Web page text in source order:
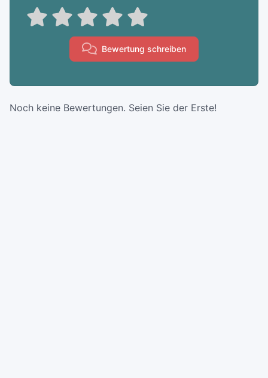
Bewertung schreiben
Noch keine Bewertungen. Seien Sie der Erste!